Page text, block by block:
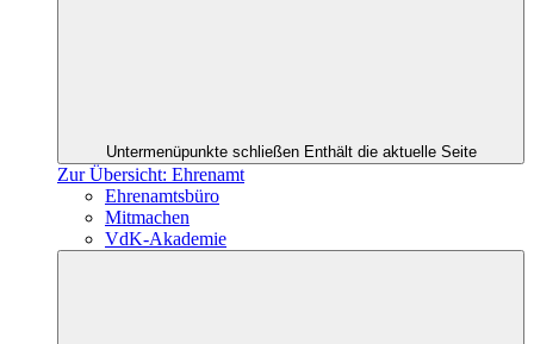
Untermenüpunkte schließen Enthält die aktuelle Seite
Zur Übersicht: Ehrenamt
Ehrenamtsbüro
Mitmachen
VdK-Akademie